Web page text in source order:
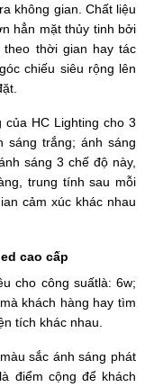
không gian. Chất liệu
hẳn mặt thủy tinh bởi
thời gian hay tác
chiếu siêu rộng lên
HC Lighting cho 3
sáng trắng; ánh sáng
sáng 3 chế độ này,
trung tính sau mỗi
cảm xúc khác nhau
cao cấp
cho công suấtlà: 6w;
khách hàng hay tìm
tích khác nhau.
sắc ánh sáng phát
điểm cộng để khách